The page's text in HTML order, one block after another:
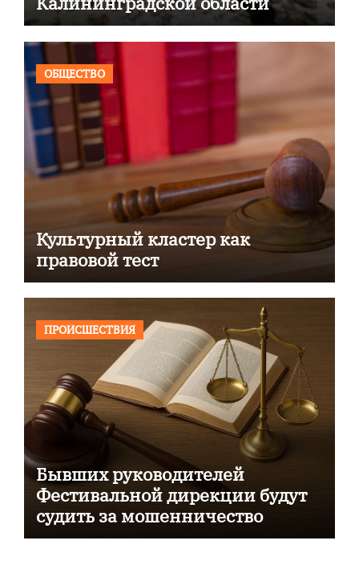
ОБЩЕСТВО
Культурный кластер как
правовой тест
ПРОИСШЕСТВИЯ
Бывших руководителей
Фестивальной дирекции будут
судить за мошенничество